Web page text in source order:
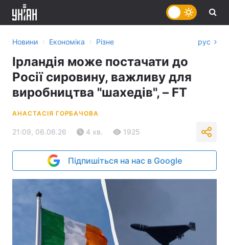
Новини › Економіка › Різне рус
Ірландія може постачати до
Росії сировину, важливу для
виробництва "шахедів", – FT
АНАСТАСІЯ ГОРБАЧОВА
21:09, 06.06.26 4 хв. 1925
Підпишіться на нас в Google